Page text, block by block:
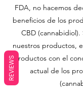
FDA, no hacemos
beneficios de los
CBD
nuestros productos,
productos con el
actual de los
REVIEWS